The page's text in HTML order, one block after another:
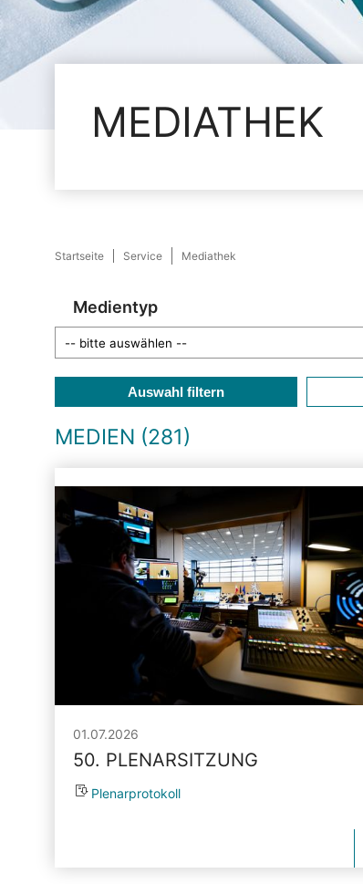
MEDIATHEK
Startseite Service Mediathek
Medientyp
Auswahl filtern
MEDIEN (281)
01.07.2026
50. PLENARSITZUNG
Plenarprotokoll